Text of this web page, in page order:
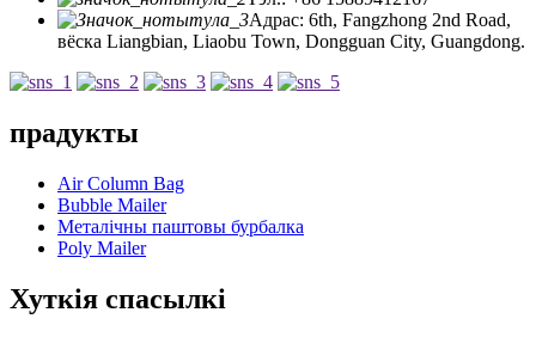
Адрас: 6th, Fangzhong 2nd Road,
вёска Liangbian, Liaobu Town, Dongguan City, Guangdong.
прадукты
Air Column Bag
Bubble Mailer
Металічны паштовы бурбалка
Poly Mailer
Хуткія спасылкі